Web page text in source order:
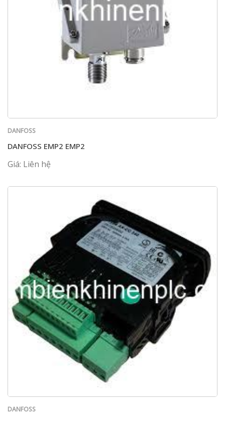
DANFOSS
DANFOSS EMP2 EMP2
Giá: Liên hệ
DANFOSS